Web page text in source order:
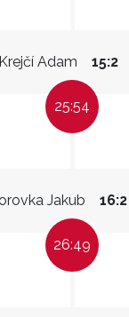
Krejčí Adam 15:2
25:54
Jakub 16:2
26:49